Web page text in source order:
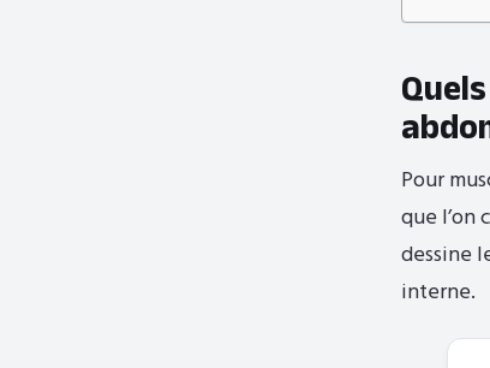
Pour
que l’on
dessine
interne.